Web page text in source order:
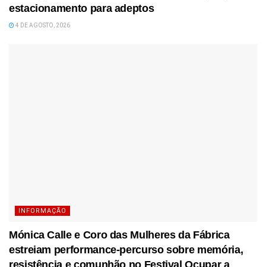
estacionamento para adeptos
4 DE AGOSTO, 2026
INFORMAÇÃO
Mónica Calle e Coro das Mulheres da Fábrica
estreiam performance-percurso sobre memória,
resistência e comunhão no Festival Ocupar a